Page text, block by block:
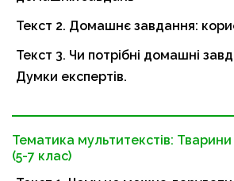
Текст 2. Домашнє завдання:
Текст 3. Чи потрібні домашні
Думки експертів.
Тематика мультитекстів:
(5-7 клас)